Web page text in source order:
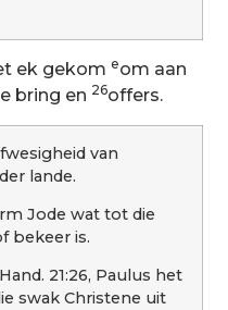
ek gekom eom aan
bring en 26offers.
van
lande.
Jode wat tot die
bekeer is.
21:26, Paulus het
swak Christene uit